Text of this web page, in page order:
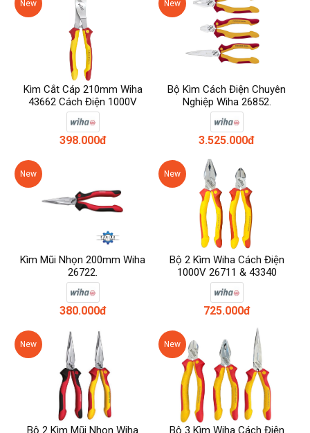
New
Kìm Cắt Cáp 210mm Wiha
43662 Cách Điện 1000V
398.000đ
New
Bộ Kìm Cách Điện Chuyên
Nghiệp Wiha 26852.
3.525.000đ
New
Kìm Mũi Nhọn 200mm Wiha
26722.
380.000đ
New
Bộ 2 Kìm Wiha Cách Điện
1000V 26711 & 43340
725.000đ
New
Bộ 2 Kìm Mũi Nhọn Wiha
New
Bộ 3 Kìm Wiha Cách Điện